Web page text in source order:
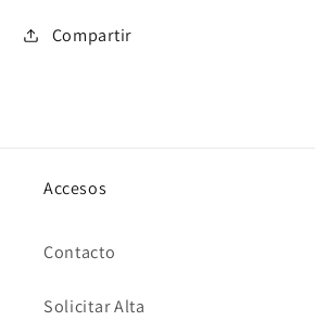
Compartir
Accesos
Contacto
Solicitar Alta